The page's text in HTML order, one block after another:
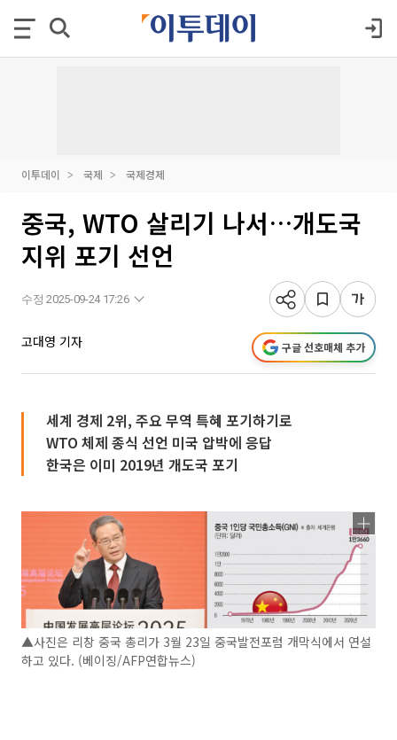
이투데이 국제 국제경제
중국, WTO 살리기 나서…개도국
지위 포기 선언
수정 2025-09-24 17:26
고대영 기자 구글 선호매체 추가
세계 경제 2위, 주요 무역 특혜 포기하기로
WTO 체제 종식 선언 미국 압박에 응답
한국은 이미 2019년 개도국 포기
▲사진은 리창 중국 총리가 3월 23일 중국발전포럼 개막식에서 연설
하고 있다. (베이징/AFP연합뉴스)